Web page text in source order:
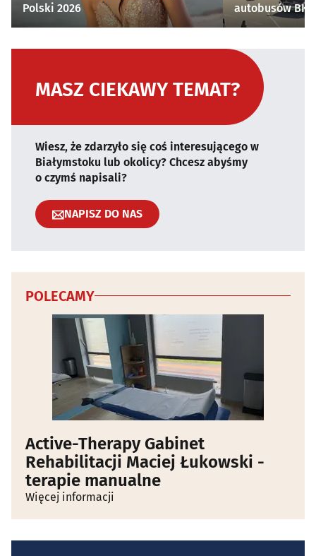
Polski 2026
autobusów
MASZ CIEKAWY TEMAT?
Wiesz, że zdarzyło się coś interesującego w
Białymstoku lub okolicy? Chcesz abyśmy
o czymś napisali?
NAPISZ DO NAS
POLECAMY
Active-Therapy Gabinet
Rehabilitacji Maciej Łukowski -
terapie manualne
Więcej informacji